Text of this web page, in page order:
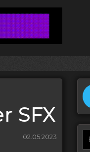
SFX
02.05.2023